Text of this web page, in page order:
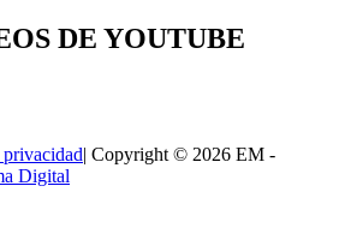
DE YOUTUBE
| Copyright © 2026 EM -
Digital